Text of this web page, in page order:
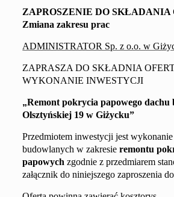
ZAPROSZENIE DO SKŁADANIA
Zmiana zakresu prac
ADMINISTRATOR Sp. z o.o. w
ZAPRASZA DO SKŁADNIA
WYKONANIE INWESTYCJI
„Remont pokrycia papowego
Olsztyńskiej 19 w Giżycku”
Przedmiotem inwestycji jest
budowlanych w zakresieremontu
papowych zgodnie z przedmiarem
załącznik do niniejszego zaproszenia